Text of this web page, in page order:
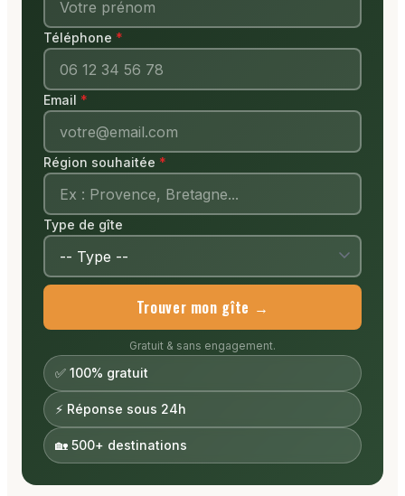
Téléphone
Email
Région souhaitée
Type de gîte
Trouver mon gîte →
Gratuit & sans engagement.
✅ 100% gratuit
⚡ Réponse sous 24h
🏡 500+ destinations